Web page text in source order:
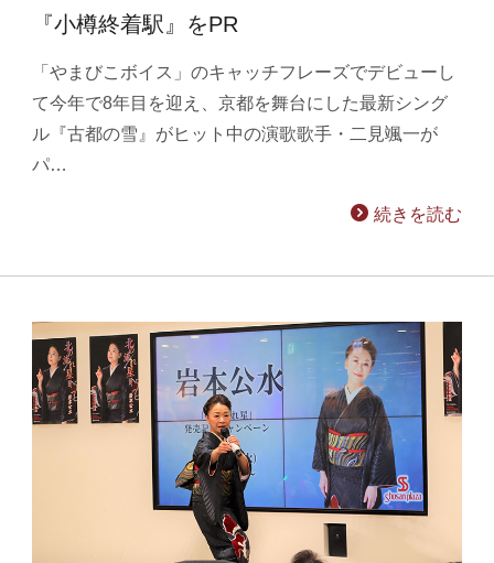
『小樽終着駅』をPR
「やまびこボイス」のキャッチフレーズでデビューし
て今年で8年目を迎え、京都を舞台にした最新シング
ル『古都の雪』がヒット中の演歌歌手・二見颯一が
パ…
続きを読む